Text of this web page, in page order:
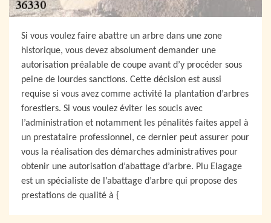
Si vous voulez faire abattre un arbre dans une zone
historique, vous devez absolument demander une
autorisation préalable de coupe avant d’y procéder sous
peine de lourdes sanctions. Cette décision est aussi
requise si vous avez comme activité la plantation d’arbres
forestiers. Si vous voulez éviter les soucis avec
l’administration et notamment les pénalités faites appel à
un prestataire professionnel, ce dernier peut assurer pour
vous la réalisation des démarches administratives pour
obtenir une autorisation d’abattage d’arbre. Plu Elagage
est un spécialiste de l’abattage d’arbre qui propose des
prestations de qualité à {